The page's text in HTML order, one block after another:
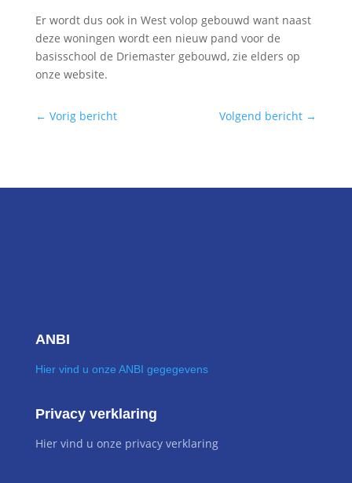
Er wordt dus ook in West volop gebouwd want naast
deze woningen wordt een nieuw pand voor de
basisschool de Driemaster gebouwd, zie elders op
onze website.
← Vorig bericht Volgend bericht →
ANBI
Hier vind u onze ANBI gegegevens
Privacy verklaring
Hier vind u onze privacy verklaring